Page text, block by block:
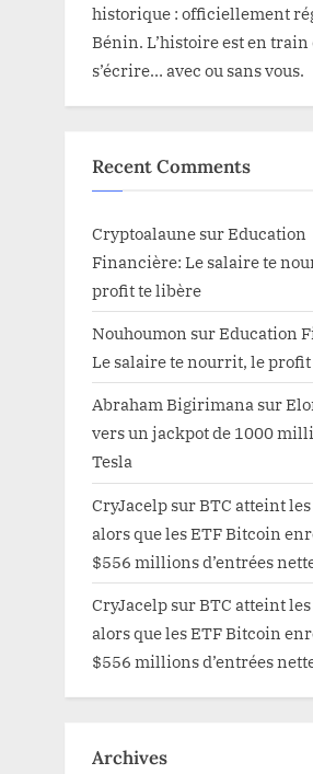
historique : officiellement
Bénin. L’histoire est en train
s’écrire… avec ou sans vous.
Recent Comments
Cryptoalaune surEducation
Financière: Le salaire te
profit te libère
Nouhoumon surEducation
Le salaire te nourrit, le
Abraham Bigirimana sur
vers un jackpot de 1000
Tesla
CryJacelp surBTC atteint
alors que les ETF Bitcoin
$556 millions d’entrées
CryJacelp surBTC atteint
alors que les ETF Bitcoin
$556 millions d’entrées
Archives